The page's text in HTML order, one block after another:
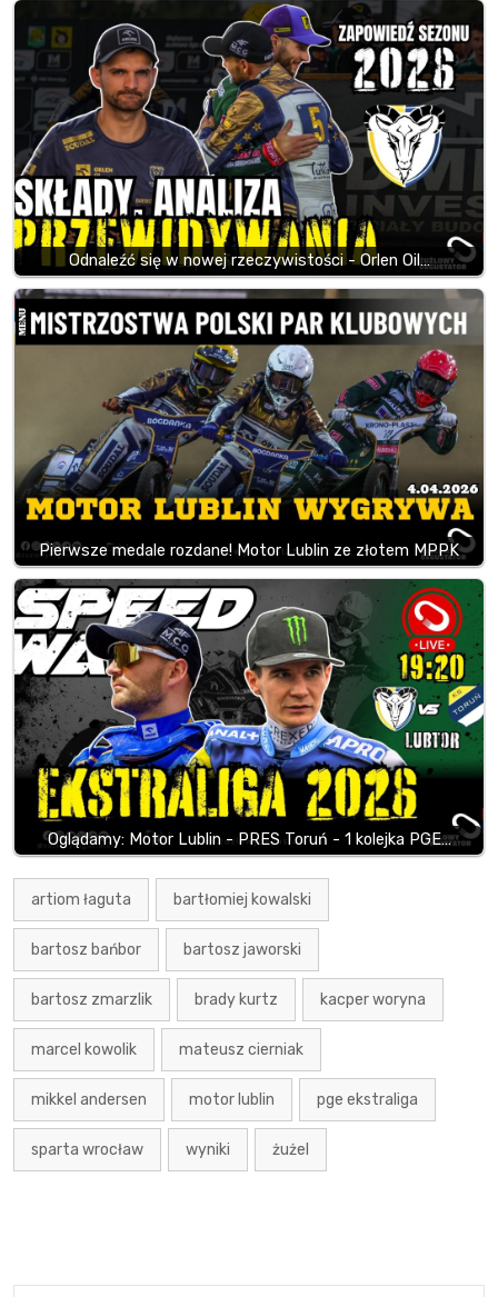
Odnaleźć się w nowej rzeczywistości - Orlen Oil…
Pierwsze medale rozdane! Motor Lublin ze złotem MPPK
Oglądamy: Motor Lublin - PRES Toruń - 1 kolejka PGE…
artiom łaguta bartłomiej kowalski
bartosz bańbor bartosz jaworski
bartosz zmarzlik brady kurtz kacper woryna
marcel kowolik mateusz cierniak
mikkel andersen motor lublin pge ekstraliga
sparta wrocław wyniki żużel